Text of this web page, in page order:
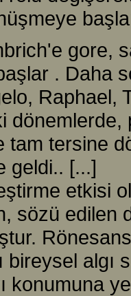
gore,
. Daha
Raphael,
dönemlerde,
tam tersine
geldi.. [...]
etkisi
sözü edilen
bireysel
konumuna